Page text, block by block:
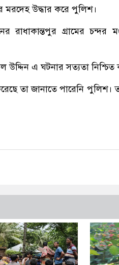
মরদেহ উদ্ধার করে পুলিশ।
রাধাকান্তপুর গ্রামের চন্দর
এ ঘটনার সত্যতা নিশ্চিত
তা জানাতে পারেনি পুলিশ।